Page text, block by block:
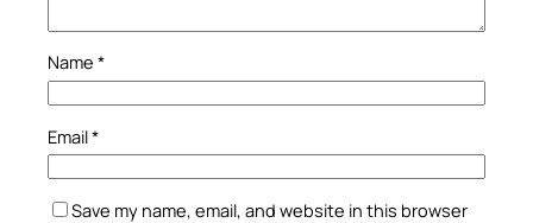
Name *
Email*
Save my name, email, and website in this browser